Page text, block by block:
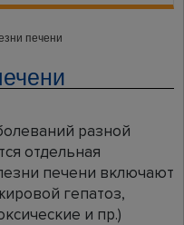
печени
разной
отдельная
печени включают
гепатоз,
и пр.)